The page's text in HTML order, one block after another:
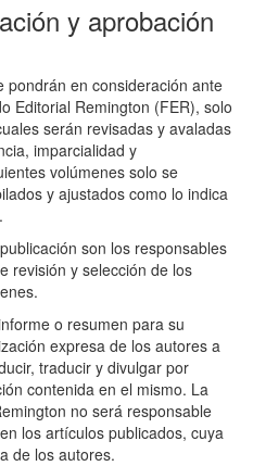
y aprobación
pondrán en consideración ante
Editorial Remington (FER), solo
serán revisadas y avaladas
imparcialidad y
volúmenes solo se
y ajustados como lo indica
son los responsables
revisión y selección de los
o resumen para su
expresa de los autores a
traducir y divulgar por
contenida en el mismo. La
no será responsable
los artículos publicados, cuya
de los autores.